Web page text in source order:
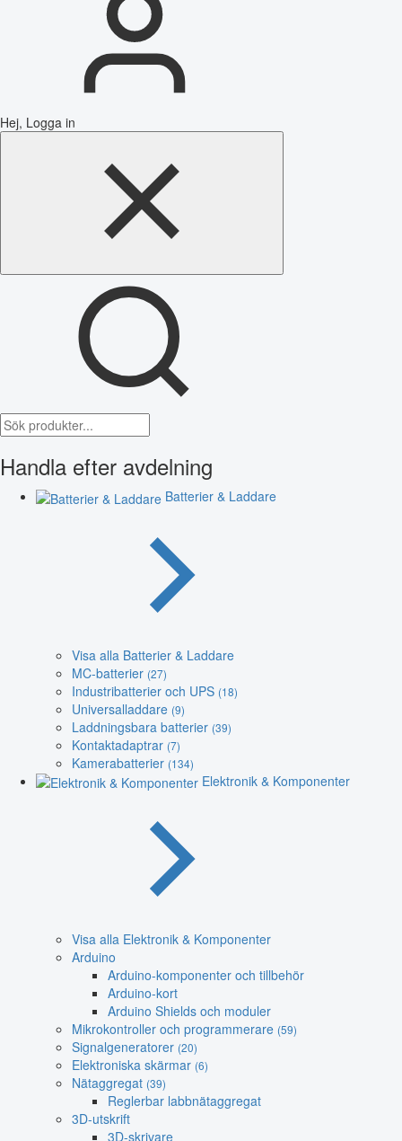
Hej, Logga in
Handla efter avdelning
Batterier & Laddare
Visa alla Batterier & Laddare
MC-batterier (27)
Industribatterier och UPS (18)
Universalladdare (9)
Laddningsbara batterier (39)
Kontaktadaptrar (7)
Kamerabatterier (134)
Elektronik & Komponenter
Visa alla Elektronik & Komponenter
Arduino
Arduino-komponenter och tillbehör
Arduino-kort
Arduino Shields och moduler
Mikrokontroller och programmerare (59)
Signalgeneratorer (20)
Elektroniska skärmar (6)
Nätaggregat (39)
Reglerbar labbnätaggregat
3D-utskrift
3D-skrivare